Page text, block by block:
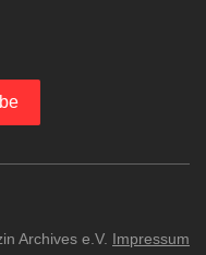
Archives e.V. Impressum